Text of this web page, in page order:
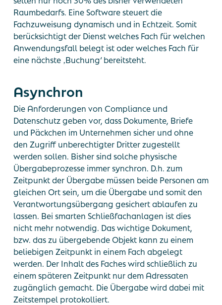
Raumbedarfs. Eine Software steuert die
Fachzuweisung dynamisch und in Echtzeit. Somit
berücksichtigt der Dienst welches Fach für welchen
Anwendungsfall belegt ist oder welches Fach für
eine nächste ‚Buchung‘ bereitsteht.
Asynchron
Die Anforderungen von Compliance und
Datenschutz geben vor, dass Dokumente, Briefe
und Päckchen im Unternehmen sicher und ohne
den Zugriff unberechtigter Dritter zugestellt
werden sollen. Bisher sind solche physische
Übergabeprozesse immer synchron. D.h. zum
Zeitpunkt der Übergabe müssen beide Personen am
gleichen Ort sein, um die Übergabe und somit den
Verantwortungsübergang gesichert ablaufen zu
lassen. Bei smarten Schließfachanlagen ist dies
nicht mehr notwendig. Das wichtige Dokument,
bzw. das zu übergebende Objekt kann zu einem
beliebigen Zeitpunkt in einem Fach abgelegt
werden. Der Inhalt des Faches wird schließlich zu
einem späteren Zeitpunkt nur dem Adressaten
zugänglich gemacht. Die Übergabe wird dabei mit
Zeitstempel protokolliert.